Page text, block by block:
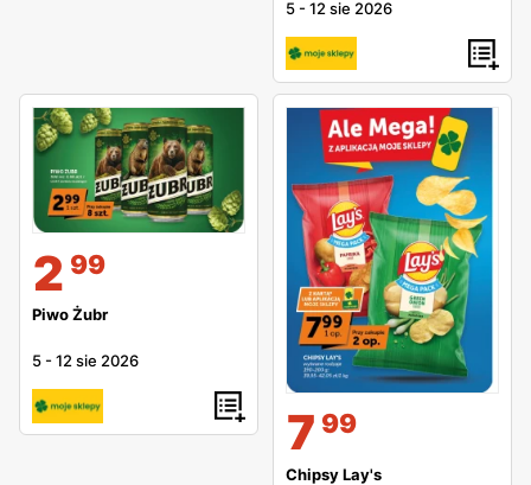
5 -12 sie 2026
2 99
Piwo Żubr
5 -12 sie 2026
7 99
Chipsy Lay's